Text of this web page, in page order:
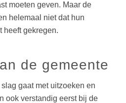
moeten geven. Maar de
helemaal niet dat hun
heeft gekregen.
de gemeente
gaat met uitzoeken en
ook verstandig eerst bij de